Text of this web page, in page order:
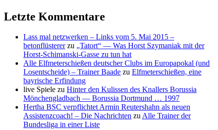
Letzte Kommentare
Lass mal netzwerken – Links vom 5. Mai 2015 –
betonflüstererzu „Tatort“ — Was Horst Szymaniak mit der
Horst-Schimanski-Gasse zu tun hat
Alle Elfmeterschießen deutscher Clubs im Europapokal (und
Losentscheide) – Trainer Baade zu Elfmeterschießen, eine
bayrische Erfindung
live Spiele zu Hinter den Kulissen des Knallers Borussia
Mönchengladbach — Borussia Dortmund … 1997
Hertha BSC verpflichtet Armin Reutershahn als neuen
Assistenzcoach! – Die Nachrichten zuAlle Trainer der
Bundesliga in einer Liste